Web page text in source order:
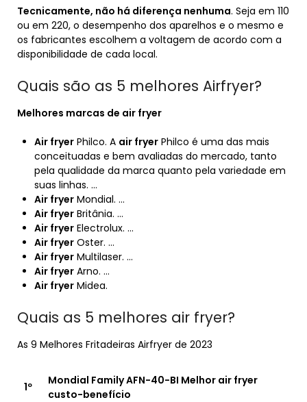
Tecnicamente, não há diferença nenhuma. Seja em 110
ou em 220, o desempenho dos aparelhos e o mesmo e
os fabricantes escolhem a voltagem de acordo com a
disponibilidade de cada local.
Quais são as 5 melhores Airfryer?
Melhores marcas de air fryer
Air fryer Philco. A air fryer Philco é uma das mais
conceituadas e bem avaliadas do mercado, tanto
pela qualidade da marca quanto pela variedade em
suas linhas. …
Air fryer Mondial. …
Air fryer Britânia. …
Air fryer Electrolux. …
Air fryer Oster. …
Air fryer Multilaser. …
Air fryer Arno. …
Air fryer Midea.
Quais as 5 melhores air fryer?
As 9 Melhores Fritadeiras Airfryer de 2023
1º Mondial Family AFN-40-BI Melhor air fryer
custo-benefício